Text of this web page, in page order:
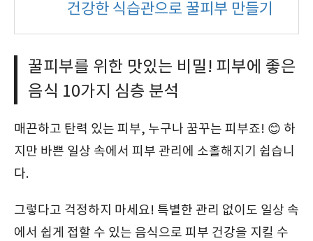
건강한 식습관으로 꿀피부 만들기
꿀피부를 위한 맛있는 비밀! 피부에 좋은
음식 10가지 심층 분석
매끈하고 탄력 있는 피부, 누구나 꿈꾸는 피부죠! 😊 하
지만 바쁜 일상 속에서 피부 관리에 소홀해지기 쉽습니
다.
그렇다고 걱정하지 마세요! 특별한 관리 없이도 일상 속
에서 쉽게 접할 수 있는 음식으로 피부 건강을 지킬 수